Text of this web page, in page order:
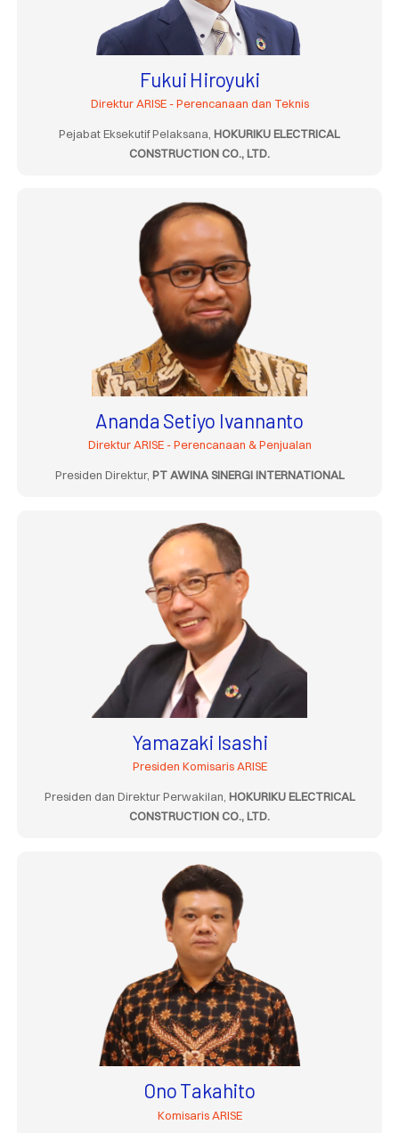
Fukui Hiroyuki
Direktur ARISE - Perencanaan dan Teknis
Pejabat Eksekutif Pelaksana, HOKURIKU ELECTRICAL
CONSTRUCTION CO., LTD.
Ananda Setiyo Ivannanto
Direktur ARISE - Perencanaan & Penjualan
Presiden Direktur, PT AWINA SINERGI INTERNATIONAL
Yamazaki Isashi
Presiden Komisaris ARISE
Presiden dan Direktur Perwakilan, HOKURIKU ELECTRICAL
CONSTRUCTION CO., LTD.
Ono Takahito
Komisaris ARISE